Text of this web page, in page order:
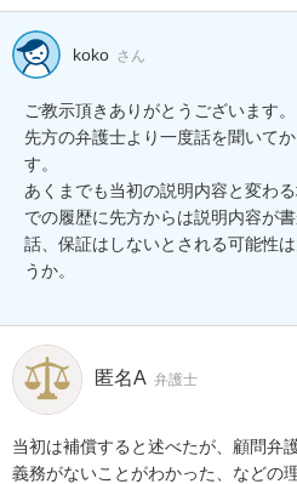
koko さん
ご教示頂きありがとうございます。
先方の弁護士より一度話を聞いて
す。
あくまでも当初の説明内容と変わ
での履歴に先方からは説明内容が
話、保証はしないとされる可能性
うか。
匿名A 弁護士
当初は補償すると述べたが、顧問弁
義務がないことがわかった、などの